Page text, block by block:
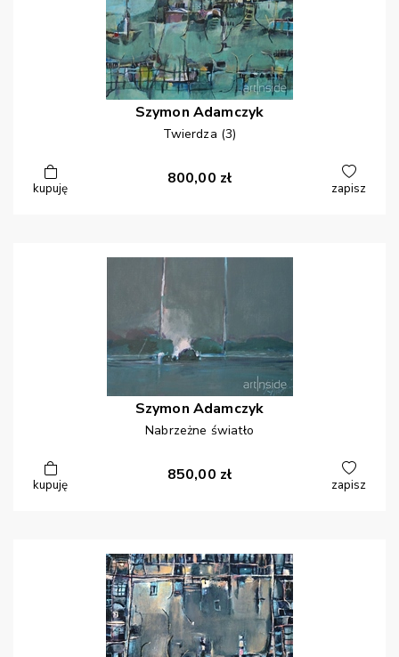
Szymon Adamczyk
Twierdza (3)
kupuję
800,00 zł
zapisz
Szymon Adamczyk
Nabrzeżne światło
kupuję
850,00 zł
zapisz